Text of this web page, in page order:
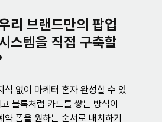
리 브랜드만의 팝업
스템을 직접 구축할
식 없이 마케터 혼자 완성할 수 있
블록처럼 카드를 쌓는 방식이
약 폼을 원하는 순서로 배치하기